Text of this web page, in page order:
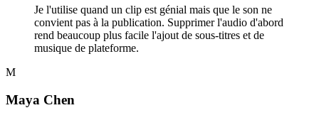
Je l'utilise quand un clip est génial mais que le son ne
convient pas à la publication. Supprimer l'audio d'abord
rend beaucoup plus facile l'ajout de sous-titres et de
musique de plateforme.
M
Maya Chen